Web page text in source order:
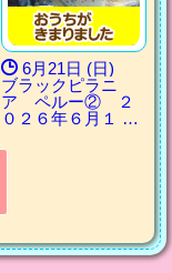
6月21日 (日)
ブラックピラニ
ア ペルー② ２
０２６年６月１ …